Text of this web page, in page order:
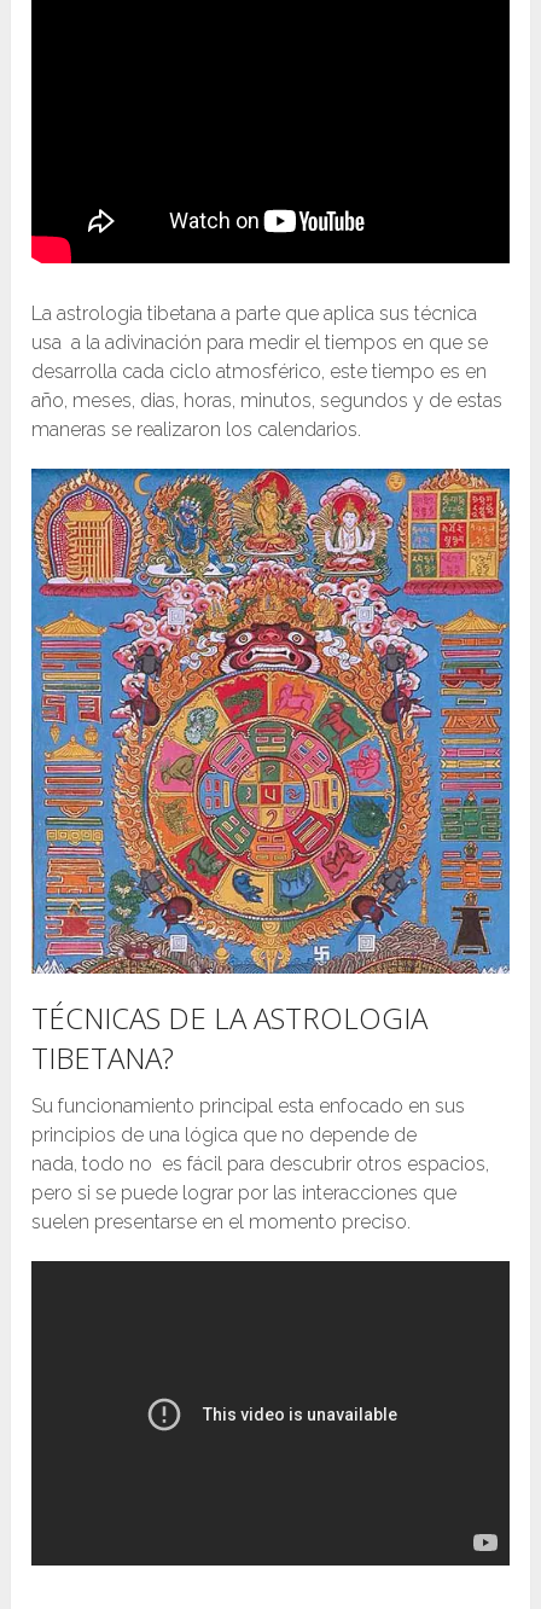
La astrologia tibetana a parte que aplica sus técnica
usa a la adivinación para medir el tiempos en que se
desarrolla cada ciclo atmosférico, este tiempo es en
año, meses, dias, horas, minutos, segundos y de estas
maneras se realizaron los calendarios.
TÉCNICAS DE LA ASTROLOGIA
TIBETANA?
Su funcionamiento principal esta enfocado en sus
principios de una lógica que no depende de
nada, todo no es fácil para descubrir otros espacios,
pero si se puede lograr por las interacciones que
suelen presentarse en el momento preciso.